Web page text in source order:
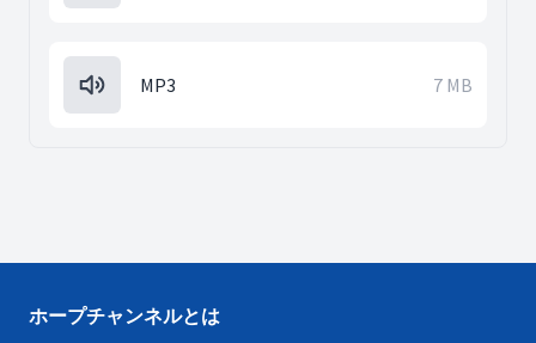
MP3 7 MB
ホープチャンネルとは